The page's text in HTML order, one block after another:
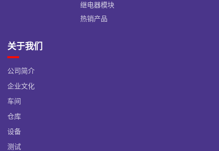
继电器模块
热销产品
关于我们
公司简介
企业文化
车间
仓库
设备
测试